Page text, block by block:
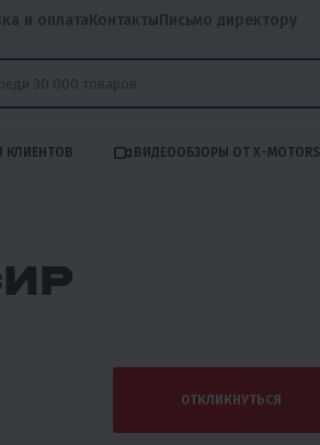
и оплатаКонтактыПисьмо директору
КЛИЕНТОВ ВИДЕООБЗОРЫ ОТ X-MOTORS
ОТКЛИКНУТЬСЯ